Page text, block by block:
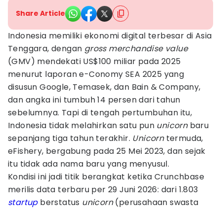
Share Article
Indonesia memiliki ekonomi digital terbesar di Asia
Tenggara, dengan gross merchandise value
(GMV) mendekati US$100 miliar pada 2025
menurut laporan e-Conomy SEA 2025 yang
disusun Google, Temasek, dan Bain & Company,
dan angka ini tumbuh 14 persen dari tahun
sebelumnya. Tapi di tengah pertumbuhan itu,
Indonesia tidak melahirkan satu pun unicorn baru
sepanjang tiga tahun terakhir. Unicorn termuda,
eFishery, bergabung pada 25 Mei 2023, dan sejak
itu tidak ada nama baru yang menyusul.
Kondisi ini jadi titik berangkat ketika Crunchbase
merilis data terbaru per 29 Juni 2026: dari 1.803
startup berstatus unicorn(perusahaan swasta